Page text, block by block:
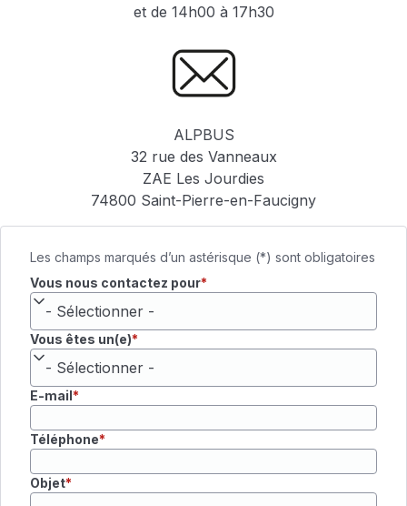
et de 14h00 à 17h30
ALPBUS
32 rue des Vanneaux
ZAE Les Jourdies
74800 Saint-Pierre-en-Faucigny
Les champs marqués d’un astérisque (*) sont obligatoires
Vous nous contactez pour
Vous êtes un(e)
E-mail
Téléphone
Objet